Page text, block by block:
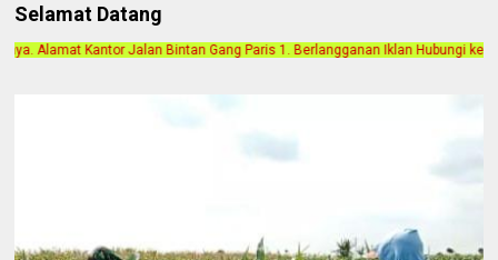
Selamat Datang
Gang Paris 1. Berlangganan Iklan Hubungi ke Contact Person. 0852-7158-